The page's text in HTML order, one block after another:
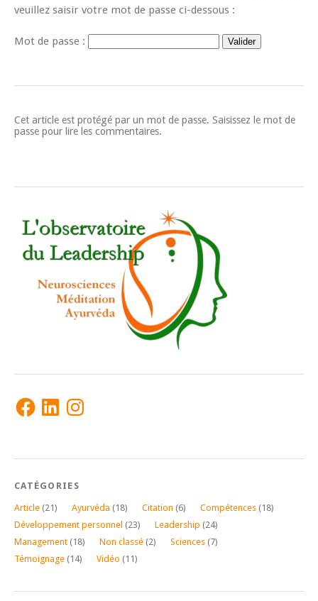
veuillez saisir votre mot de passe ci-dessous :
Mot de passe :
Cet article est protégé par un mot de passe. Saisissez le mot de
passe pour lire les commentaires.
FacebookLinkedInInstagram
CATÉGORIES
Article (21) Ayurvéda (18) Citation (6) Compétences (18)
Développement personnel (23) Leadership (24)
Management (18) Non classé (2) Sciences (7)
Témoignage (14) Vidéo (11)